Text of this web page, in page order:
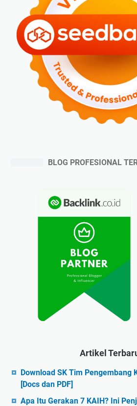
BLOG PROFESIONAL
Artikel
Download SK Tim Pengembang
[Docs dan PDF]
Apa Itu Gerakan 7 KAIH? Ini